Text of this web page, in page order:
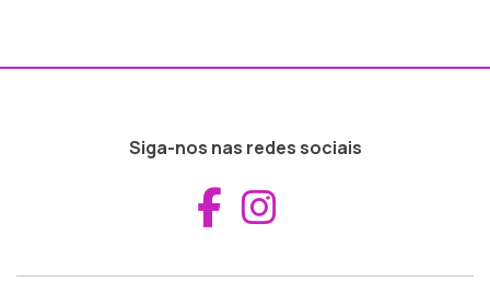
Siga-nos nas redes sociais
Aceder ao